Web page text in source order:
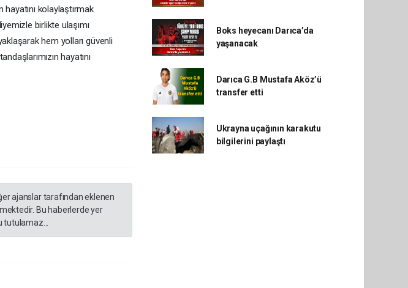
kolaylaştırmak
birlikte ulaşımı
hem yolları güvenli
hayatını
ajanslar tarafından eklenen
Bu haberlerde yer
Boks heyecanı Darıca’da
yaşanacak
Darıca G.B Mustafa Aköz’ü
transfer etti
Ukrayna uçağının karakutu
bilgilerini paylaştı